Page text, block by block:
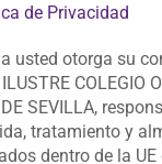
de Privacidad
usted otorga su
COLEGIO
SEVILLA,
tratamiento y
dentro de la